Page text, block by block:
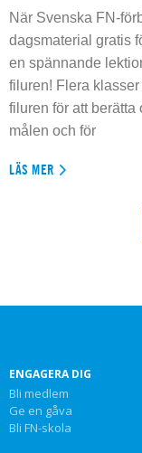
När Svenska FN-
dagsmaterial gratis
en spännande
filuren! Flera
filuren för att berätta
målen och för
LÄS MER
ENGAGERA DIG
Bli medlem
Ge en gåva
Bli FN-skola